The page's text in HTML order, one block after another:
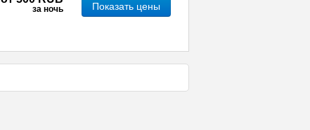
за ночь Показать цены